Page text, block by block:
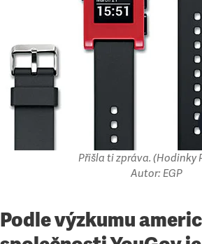
Přišla ti zpráva. (Hodinky
Autor: EGP
Podle výzkumu